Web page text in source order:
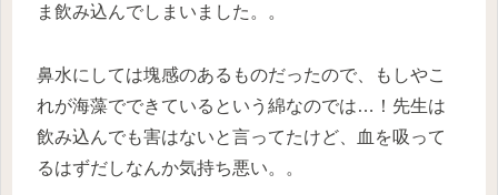
ま飲み込んでしまいました。。
鼻水にしては塊感のあるものだったので、もしやこ
れが海藻でできているという綿なのでは…！先生は
飲み込んでも害はないと言ってたけど、血を吸って
るはずだしなんか気持ち悪い。。